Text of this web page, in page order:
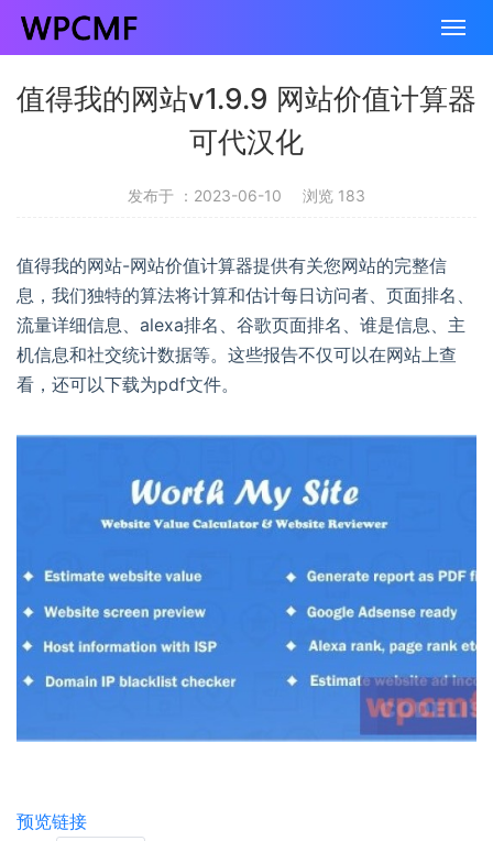
值得我的网站v1.9.9 网站价值计算器
可代汉化
发布于 ：2023-06-10 浏览 183
值得我的网站-网站价值计算器提供有关您网站的完整信
息，我们独特的算法将计算和估计每日访问者、页面排名、
流量详细信息、alexa排名、谷歌页面排名、谁是信息、主
机信息和社交统计数据等。这些报告不仅可以在网站上查
看，还可以下载为pdf文件。
预览链接